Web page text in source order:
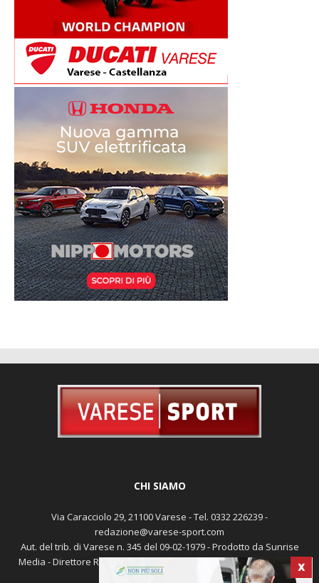
X
CHI SIAMO
Via Caracciolo 29, 21100 Varese - Tel. 0332 226239 -
redazione@varese-sport.com
Aut. del trib. di Varese n. 345 del 09-02-1979 - Prodotto da Sunrise
Media - Direttore Responsabile: Michele Marocco -Cookie policy
Pubblicità